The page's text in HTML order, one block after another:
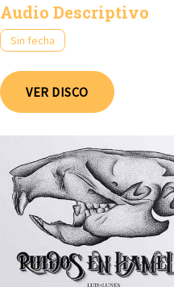
Audio Descriptivo
Sin fecha
VER DISCO